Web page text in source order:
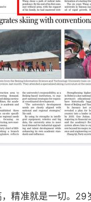
精准就是一切。